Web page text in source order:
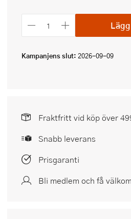
Kampanjens slut: 2026-09-09
Fraktfritt vid köp över
Snabb leverans
Prisgaranti
Bli medlem och få